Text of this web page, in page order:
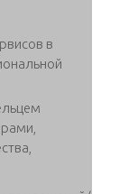
в